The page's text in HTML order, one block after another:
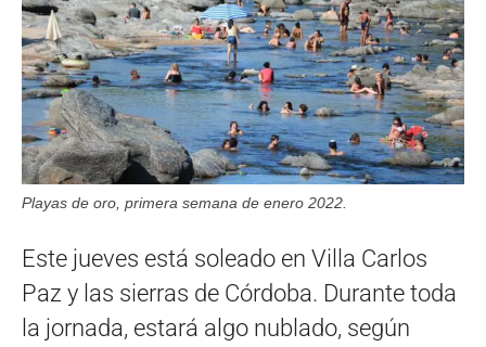
Playas de oro, primera semana de enero 2022.
Este jueves está soleado en Villa Carlos
Paz y las sierras de Córdoba. Durante toda
la jornada, estará algo nublado, según